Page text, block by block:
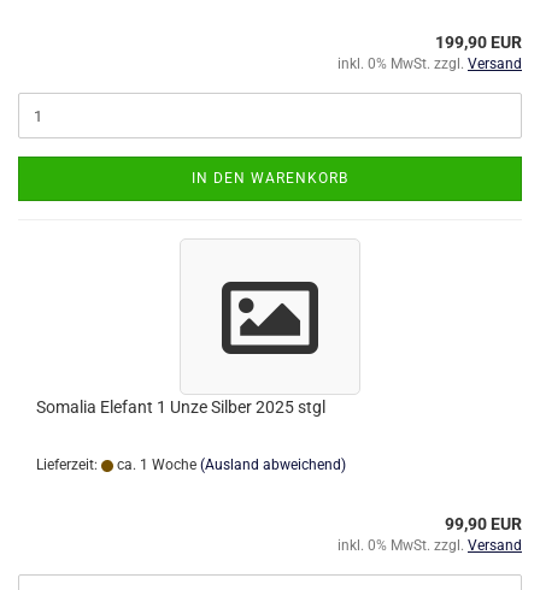
199,90 EUR
inkl. 0% MwSt. zzgl. Versand
IN DEN WARENKORB
Somalia Elefant 1 Unze Silber 2025 stgl
Lieferzeit: ca. 1 Woche (Ausland abweichend)
99,90 EUR
inkl. 0% MwSt. zzgl. Versand